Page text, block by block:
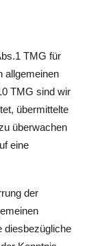
TMG für
allgemeinen
TMG sind wir
übermittelte
überwachen
eine
der
diesbezügliche